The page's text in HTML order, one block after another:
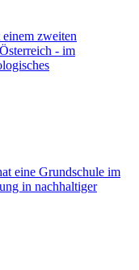
zweiten
- im
eine Grundschule im
in nachhaltiger